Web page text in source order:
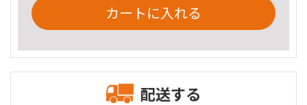
カートに入れる
配送する